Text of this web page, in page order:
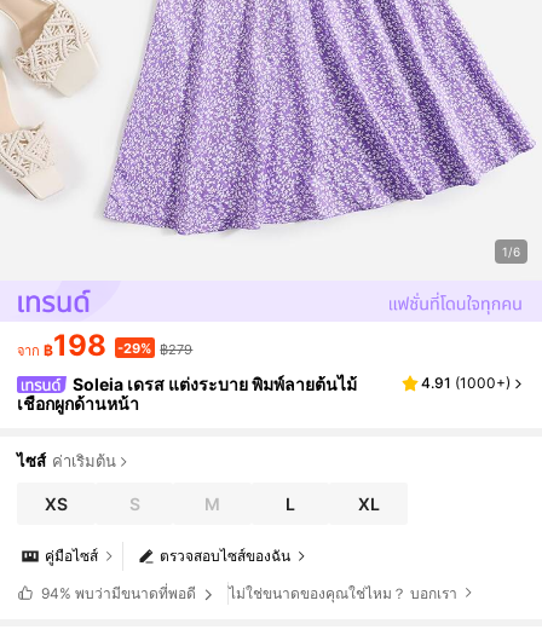
1/6
จาก ฿198 -29% ฿279
Soleia เดรส แต่งระบาย พิมพ์ลายต้นไม้
เชือกผูกด้านหน้า
4.91 (1000+)
ไซส์ ค่าเริ่มต้น
XS S M L XL
ตรวจสอบไซส์ของฉัน
คู่มือไซส์
94% พบว่ามีขนาดที่พอดี ไม่ใช่ขนาดของคุณใช่ไหม？ บอกเรา